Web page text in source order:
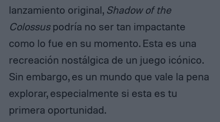
lanzamiento original, Shadow of the
Colossuspodría no ser tan impactante
como lo fue en su momento. Esta es una
recreación nostálgica de un juego icónico.
Sin embargo, es un mundo que vale la pena
explorar, especialmente si esta es tu
primera oportunidad.